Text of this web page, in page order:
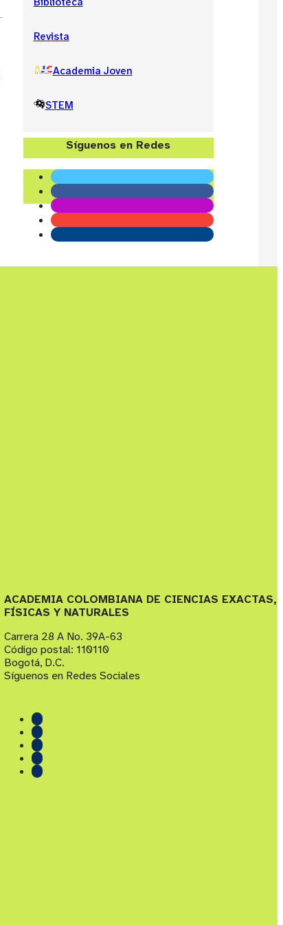
Revista
Academia Joven
STEM
Síguenos en Redes
ACADEMIA COLOMBIANA DE CIENCIAS EXACTAS,
FÍSICAS Y NATURALES
Carrera 28 A No. 39A-63
Código postal: 110110
Bogotá, D.C.
Síguenos en Redes Sociales